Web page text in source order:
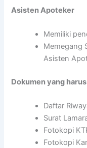
Asisten Apoteker
Memiliki
Memegang
Asisten
Dokumen yang
Daftar
Surat
Fotokopi
Fotokopi